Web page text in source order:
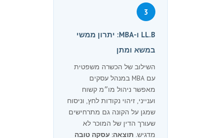
3
LL.B ו-MBA: יתרון ממשי
במשא ומתן
השילוב של הכשרה משפטית
עם MBA במנהל עסקים
מאפשר ניהול מו״מ קשוח
וענייני, זיהוי נקודות לחץ, וניסוח
שמגן על הקונה גם מתרחישים
שעורך הדין של המוכר לא
מדגיש. תוצאה: עסקה טובה